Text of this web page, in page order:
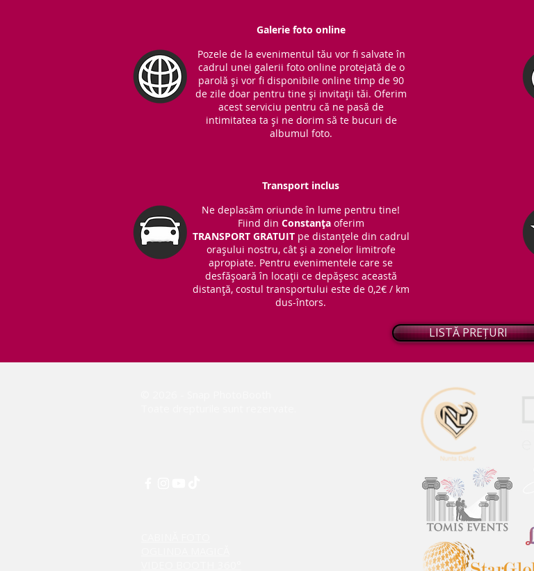
Galerie foto online
Pozele de la evenimentul tău vor fi salvate în
cadrul unei galerii foto online protejată de o
parolă și vor fi disponibile online timp de 90
de zile doar pentru tine și invitații tăi. Oferim
acest serviciu pentru că ne pasă de
intimitatea ta și ne dorim să te bucuri de
albumul foto.
Transport inclus
Ne deplasăm oriunde în lume pentru tine!
Fiind din Constanța oferim
TRANSPORT GRATUITpe distanțele din cadrul
orașului nostru, cât și a zonelor limitrofe
apropiate. Pentru evenimentele care se
desfășoară în locații ce depășesc această
distanță, costul transportului este de 0,2€ / km
dus-întors.
LISTĂ PREȚURI